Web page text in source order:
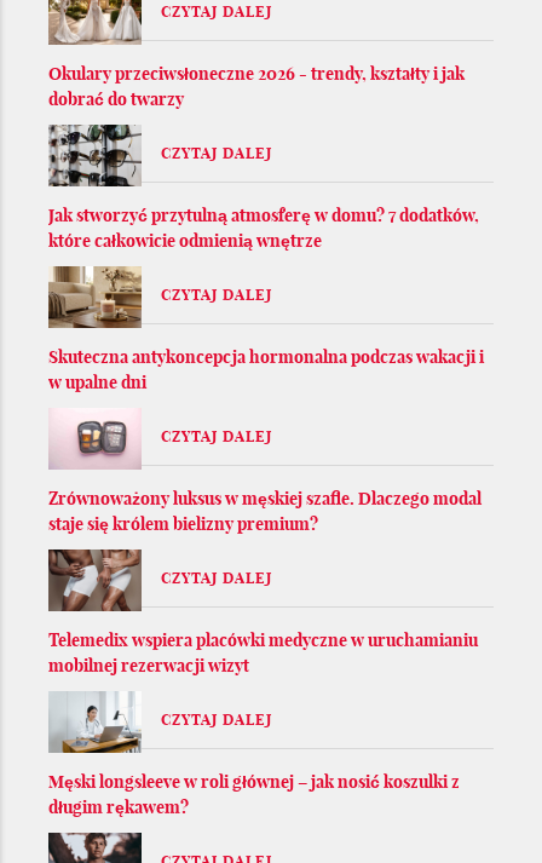
CZYTAJ DALEJ
Okulary przeciwsłoneczne 2026 - trendy, kształty i jak
dobrać do twarzy
CZYTAJ DALEJ
Jak stworzyć przytulną atmosferę w domu? 7 dodatków,
które całkowicie odmienią wnętrze
CZYTAJ DALEJ
Skuteczna antykoncepcja hormonalna podczas wakacji i
w upalne dni
CZYTAJ DALEJ
Zrównoważony luksus w męskiej szafie. Dlaczego modal
staje się królem bielizny premium?
CZYTAJ DALEJ
Telemedix wspiera placówki medyczne w uruchamianiu
mobilnej rezerwacji wizyt
CZYTAJ DALEJ
Męski longsleeve w roli głównej – jak nosić koszulki z
długim rękawem?